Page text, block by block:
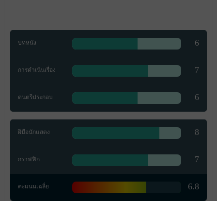
บทหนัง 6
การดำเนินเรื่อง 7
ดนตรีประกอบ 6
ฝีมือนักแสดง 8
กราฟฟิก 7
คะแนนเฉลี่ย 6.8